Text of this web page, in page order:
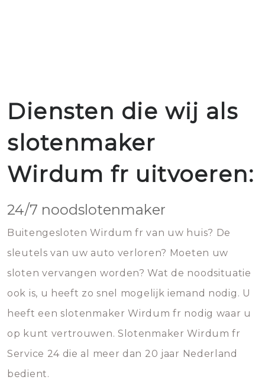
Diensten die wij als
slotenmaker
Wirdum fr uitvoeren:
24/7 noodslotenmaker
Buitengesloten Wirdum fr van uw huis? De
sleutels van uw auto verloren? Moeten uw
sloten vervangen worden? Wat de noodsituatie
ook is, u heeft zo snel mogelijk iemand nodig. U
heeft een slotenmaker Wirdum fr nodig waar u
op kunt vertrouwen. Slotenmaker Wirdum fr
Service 24 die al meer dan 20 jaar Nederland
bedient.